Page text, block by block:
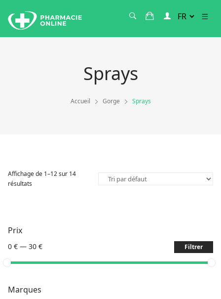
Sprays
Accueil Gorge Sprays
Affichage de 1–12 sur 14
résultats
Prix
0 € — 30 € Filtrer
Marques